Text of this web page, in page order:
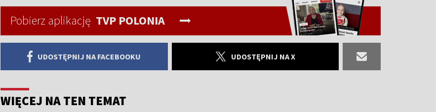
Pobierz aplikację TVP POLONIA
UDOSTĘPNIJ NA FACEBOOKU UDOSTĘPNIJ NA X
WIĘCEJ NA TEN TEMAT